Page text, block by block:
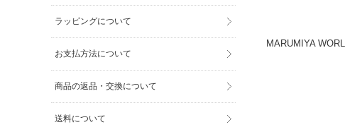
MARUMIYA
ラッピングについて
お支払方法について
商品の返品・交換について
送料について